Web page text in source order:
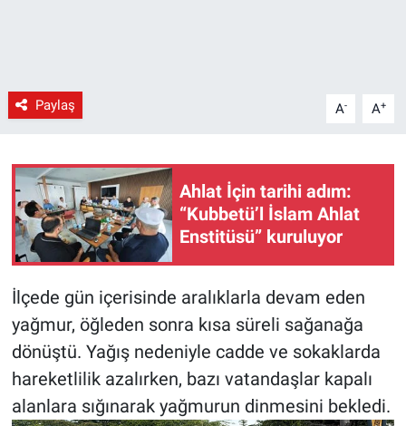
Paylaş A- A+
Ahlat İçin tarihi adım:
“Kubbetü’l İslam Ahlat
Enstitüsü” kuruluyor
İlçede gün içerisinde aralıklarla devam eden
yağmur, öğleden sonra kısa süreli sağanağa
dönüştü. Yağış nedeniyle cadde ve sokaklarda
hareketlilik azalırken, bazı vatandaşlar kapalı
alanlara sığınarak yağmurun dinmesini bekledi.
Sağlık
Spor
Yerel